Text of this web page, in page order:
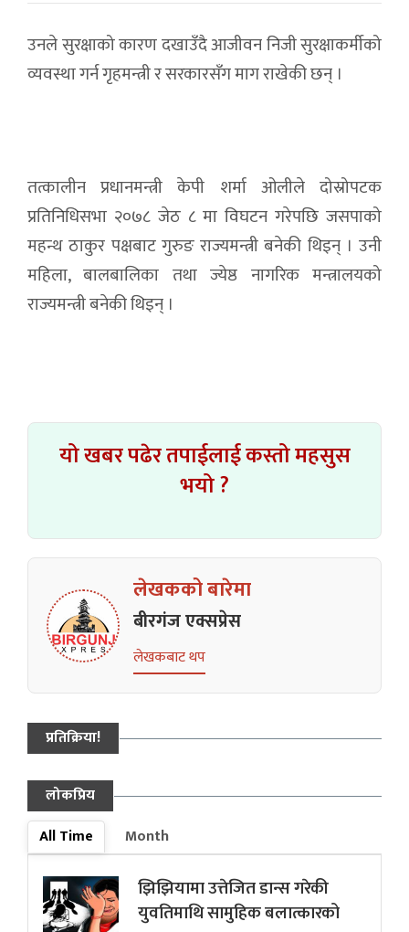
उनले सुरक्षाको कारण दखाउँदै आजीवन निजी सुरक्षाकर्मीको
व्यवस्था गर्न गृहमन्त्री र सरकारसँग माग राखेकी छन् ।
तत्कालीन प्रधानमन्त्री केपी शर्मा ओलीले दोस्रोपटक
प्रतिनिधिसभा २०७८ जेठ ८ मा विघटन गरेपछि जसपाको
महन्थ ठाकुर पक्षबाट गुरुङ राज्यमन्त्री बनेकी थिइन् । उनी
महिला, बालबालिका तथा ज्येष्ठ नागरिक मन्त्रालयको
राज्यमन्त्री बनेकी थिइन् ।
यो खबर पढेर तपाईलाई कस्तो महसुस
भयो ?
लेखकको बारेमा
बीरगंज एक्सप्रेस
लेखकबाट थप
प्रतिक्रिया!
लोकप्रिय
All Time
Month
झिझियामा उत्तेजित डान्स गरेकी
युवतिमाथि सामुहिक बलात्कारको